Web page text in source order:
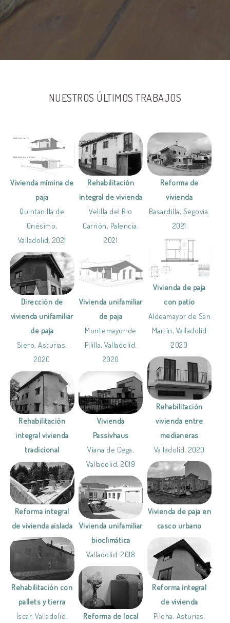
NUESTROS ÚLTIMOS TRABAJOS
Vivienda mímina de
paja
Quintanilla de
Onésimo,
Valladolid. 2021
Rehabilitación
integral de vivienda
Velilla del Rio
Carrión, Palencia.
2021
Reforma de
vivienda
Basardilla, Segovia.
2021
Vivienda de paja
con patio
Aldeamayor de San
Martín, Valladolid
2020
Vivienda unifamiliar
de paja
Montemayor de
Pililla, Valladolid.
2020
Dirección de
vivienda unifamiliar
de paja
Siero, Asturias.
2020
Rehabilitación
vivienda entre
medianeras
Valladolid. 2020
Vivienda
Passivhaus
Viana de Cega,
Valladolid. 2019
Rehabilitación
integral vivienda
tradicional
Vivienda de paja en
casco urbano
Reforma integral
de vivienda aislada
Vivienda unifamiliar
bioclimática
Valladolid. 2018
Reforma integral
de vivienda
Piloña, Asturias.
Rehabilitación con
pallets y tierra
Íscar, Valladolid.
Reforma de local